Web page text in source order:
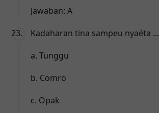
Jawaban: A
Kadaharan tina sampeu nyaéta ...
a. Tunggu
b. Comro
c. Opak